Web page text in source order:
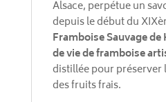
Alsace, perpétue un
depuis le début du
Framboise Sauvage de
de vie de framboise
distillée pour préserver
des fruits frais.